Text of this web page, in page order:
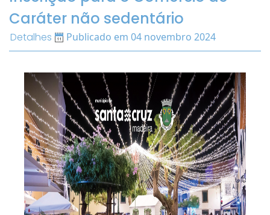
Caráter não sedentário
Detalhes Publicado em 04 novembro 2024